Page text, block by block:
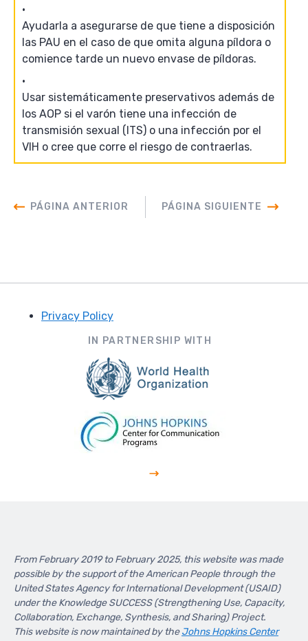
Ayudarla a asegurarse de que tiene a disposición
las PAU en el caso de que omita alguna píldora o
comience tarde un nuevo envase de píldoras.
Usar sistemáticamente preservativos además de
los AOP si el varón tiene una infección de
transmisión sexual (ITS) o una infección por el
VIH o cree que corre el riesgo de contraerlas.
PÁGINA ANTERIOR PÁGINA SIGUIENTE
Privacy Policy
IN PARTNERSHIP WITH
From February 2019 to February 2025, this website was made
possible by the support of the American People through the
United States Agency for International Development (USAID)
under the Knowledge SUCCESS (Strengthening Use, Capacity,
Collaboration, Exchange, Synthesis, and Sharing) Project.
This website is now maintained by theJohns Hopkins Center